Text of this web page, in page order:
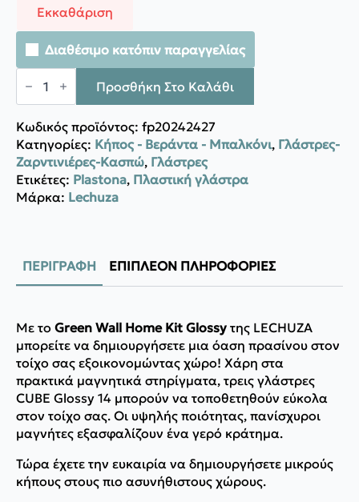
Εκκαθάριση
Διαθέσιμο κατόπιν παραγγελίας
Lechuza
Green
Kit
Glossy
ποσότητα
Προσθήκη Στο Καλάθι
Κωδικός προϊόντος: fp20242427
Κατηγορίες: Κήπος - Βεράντα - Μπαλκόνι, Γλάστρες-
Ζαρντινιέρες-Κασπώ, Γλάστρες
Ετικέτες: Plastona, Πλαστική γλάστρα
Μάρκα: Lechuza
ΠΕΡΙΓΡΑΦΉ ΕΠΙΠΛΈΟΝ ΠΛΗΡΟΦΟΡΊΕΣ
Με το Green Wall Home Kit Glossy της LECHUZA
μπορείτε να δημιουργήσετε μια όαση πρασίνου στον
τοίχο σας εξοικονομώντας χώρο! Χάρη στα
πρακτικά μαγνητικά στηρίγματα, τρεις γλάστρες
CUBE Glossy 14 μπορούν να τοποθετηθούν εύκολα
στον τοίχο σας. Οι υψηλής ποιότητας, πανίσχυροι
μαγνήτες εξασφαλίζουν ένα γερό κράτημα.
Τώρα έχετε την ευκαιρία να δημιουργήσετε μικρούς
κήπους στους πιο ασυνήθιστους χώρους.